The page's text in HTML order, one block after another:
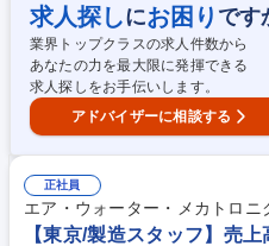
販売動向の調査 ・製品や売場レイア
（ディスプレイや販促物の企画）等
するやりがいのある営業です ■弊社
ます。将来的には海外営業としてのキャ
【東京】提案営業★アルコール除菌
EB面接可
求人探しにお困り です
業界トップクラスの求人件数から
あなたの力を最大限に発揮できる
求人探しをお手伝いします。
アドバイザーに相談する
正社員
エア・ウォーター・メカトロニ
【東京/製造スタッフ】売